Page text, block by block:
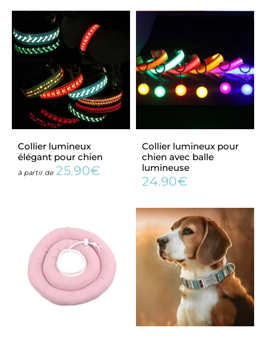
Collier lumineux
élégant pour chien
à partir de Prix
25.90€
Collier lumineux pour
chien avec balle
lumineuse
Prix
24.90€